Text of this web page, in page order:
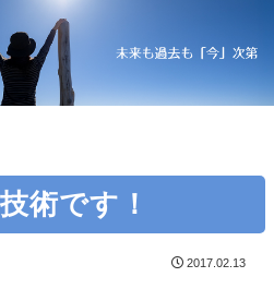
術です！
2017.02.13